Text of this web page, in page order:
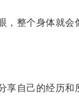
整个身体就会
自己的经历和